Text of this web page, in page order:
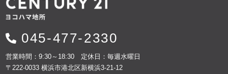
045-477-2330
営業時間：9:30～18:30 定休日：毎週水曜日
〒222-0033 横浜市港北区新横浜3-21-12